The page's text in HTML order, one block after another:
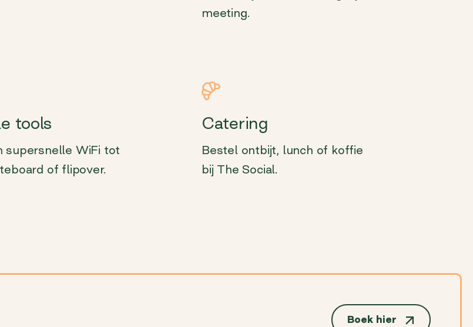
meeting.
tools
supersnelle WiFi tot
of flipover.
Catering
Bestel ontbijt, lunch of koffie
bij The Social.
Boek hier